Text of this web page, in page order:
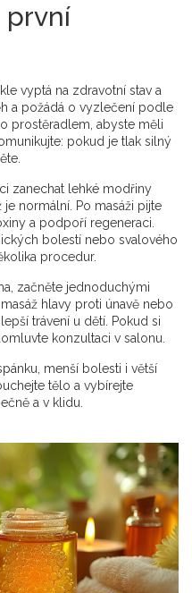
první
vyptá na zdravotní stav a
a požádá o vyzlečení podle
prostěradlem, abyste měli
pokud je tlak silný
zanechat lehké modřiny
je normální. Po masáži pijte
a podpoří regeneraci.
bolestí nebo svalového
procedur.
začněte jednoduchými
hlavy proti únavě nebo
trávení u dětí. Pokud si
konzultaci v salonu.
menší bolesti i větší
tělo a vybírejte
a v klidu.